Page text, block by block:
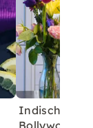
Indischer
Bollywood-